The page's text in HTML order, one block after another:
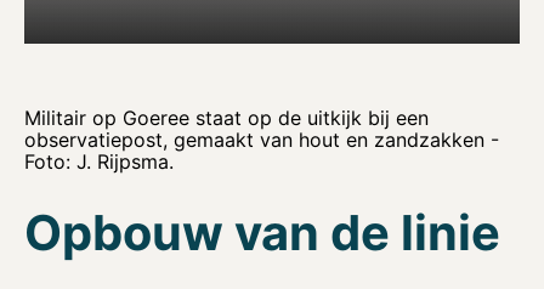
Militair op Goeree staat op de uitkijk bij een
observatiepost, gemaakt van hout en zandzakken -
Foto: J. Rijpsma.
Opbouw van de linie